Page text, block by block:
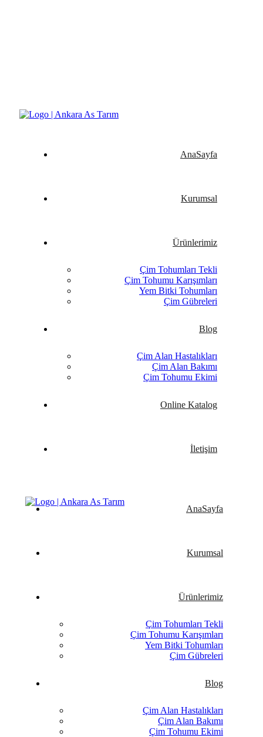
Yeşilin ve Verimin Tüm Formu Ankara As Tarım
AnaSayfa
Kurumsal
Ürünlerimiz
Çim Tohumları Tekli
Çim Tohumu Karışımları
Yem Bitki Tohumları
Çim Gübreleri
Blog
Çim Alan Hastalıkları
Çim Alan Bakımı
Çim Tohumu Ekimi
Online Katalog
İletişim
AnaSayfa
Kurumsal
Ürünlerimiz
Çim Tohumları Tekli
Çim Tohumu Karışımları
Yem Bitki Tohumları
Çim Gübreleri
Blog
Çim Alan Hastalıkları
Çim Alan Bakımı
Çim Tohumu Ekimi